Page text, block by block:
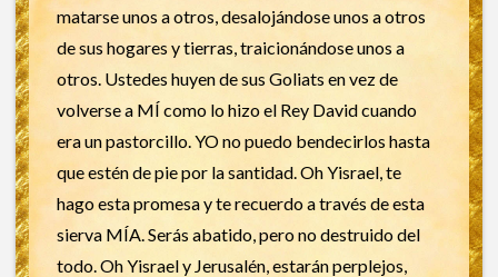
matarse unos a otros, desalojándose unos a otros
de sus hogares y tierras, traicionándose unos a
otros. Ustedes huyen de sus Goliats en vez de
volverse a MÍ como lo hizo el Rey David cuando
era un pastorcillo. YO no puedo bendecirlos hasta
que estén de pie por la santidad. Oh Yisrael, te
hago esta promesa y te recuerdo a través de esta
sierva MÍA. Serás abatido, pero no destruido del
todo. Oh Yisrael y Jerusalén, estarán perplejos,